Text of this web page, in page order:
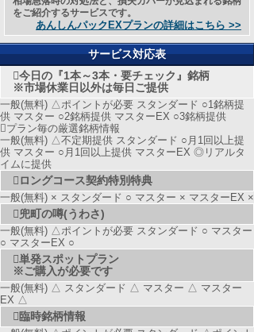
をご紹介するサービスです。
あんしんパックEXプランの詳細はこちら >>
サービス対応表
今日の『1本～3本・要チェック』銘柄
※市場休業日以外は毎日ご提供
一般(無料) △ポイントが必要 スタンダード ○1銘柄提
供 マスター ○2銘柄提供 マスターEX ○3銘柄提供
プラン毎の厳選銘柄情報
一般(無料) △不定期提供 スタンダード ○月1回以上提
供 マスター ○月1回以上提供 マスターEX ◎リアルタ
イムに提供
ロングコース契約特別特典
一般(無料) × スタンダード ○ マスター × マスターEX ×
兜町の噂(うわさ)
一般(無料) △ポイントが必要 スタンダード ○ マスター
○ マスターEX ○
単発スポットプラン
※ご購入が必要です
一般(無料) △ スタンダード △ マスター △ マスター
EX △
臨時銘柄情報